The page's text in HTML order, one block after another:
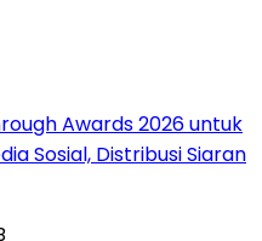
Awards 2026 untuk
Sosial, Distribusi Siaran